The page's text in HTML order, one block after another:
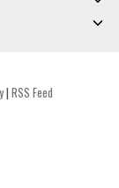
| RSS Feed